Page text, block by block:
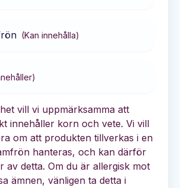
(Kan innehålla)
)
vill vi uppmärksamma att
innehåller korn och vete. Vi vill
om att produkten tillverkas i en
hanteras, och kan därför
av detta. Om du är allergisk mot
ämnen, vänligen ta detta i